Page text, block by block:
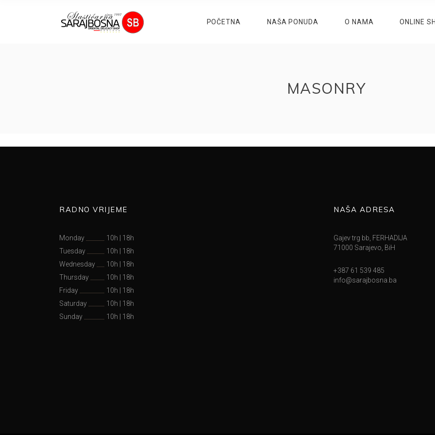
POČETNA NAŠA PONUDA O NAMA ONLINE
MASONRY
RADNO VRIJEME
Monday 10h
18h
Tuesday
10h
18h
Wednesday
10h
18h
Thursday
10h
18h
Friday
10h
18h
Saturday
10h
18h
Sunday
10h 18h
NAŠA ADRESA
Gajev trg bb, FERHADIJA
71000 Sarajevo, BiH
+387 61 539 485
info@sarajbosna.ba